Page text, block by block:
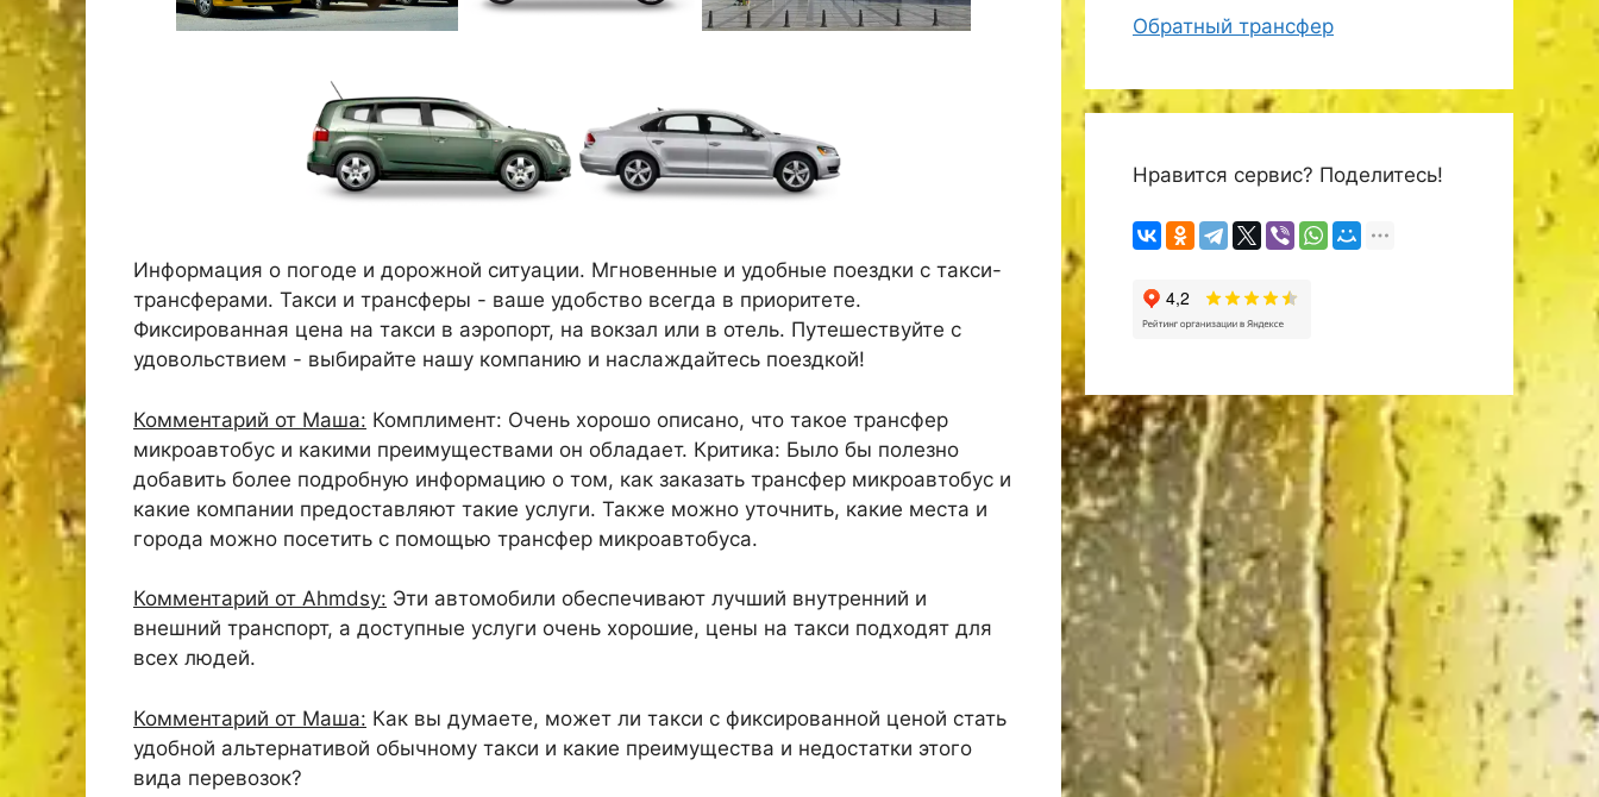
Информация о погоде и дорожной ситуации. Мгновенные и удобные поездки с такси-
трансферами. Такси и трансферы - ваше удобство всегда в приоритете.
Фиксированная цена на такси в аэропорт, на вокзал или в отель. Путешествуйте с
удовольствием - выбирайте нашу компанию и наслаждайтесь поездкой!
Комментарий от Маша: Комплимент: Очень хорошо описано, что такое трансфер
микроавтобус и какими преимуществами он обладает. Критика: Было бы полезно
добавить более подробную информацию о том, как заказать трансфер микроавтобус и
какие компании предоставляют такие услуги. Также можно уточнить, какие места и
города можно посетить с помощью трансфер микроавтобуса.
Комментарий от Ahmdsy: Эти автомобили обеспечивают лучший внутренний и
внешний транспорт, а доступные услуги очень хорошие, цены на такси подходят для
всех людей.
Комментарий от Маша: Как вы думаете, может ли такси с фиксированной ценой стать
удобной альтернативой обычному такси и какие преимущества и недостатки этого
вида перевозок?
Обратный трансфер
Нравится сервис? Поделитесь!